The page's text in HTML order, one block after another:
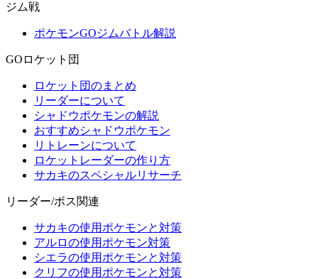
ジム戦
ポケモンGOジムバトル解説
GOロケット団
ロケット団のまとめ
リーダーについて
シャドウポケモンの解説
おすすめシャドウポケモン
リトレーンについて
ロケットレーダーの作り方
サカキのスペシャルリサーチ
リーダー/ボス関連
サカキの使用ポケモンと対策
アルロの使用ポケモン対策
シエラの使用ポケモンと対策
クリフの使用ポケモンと対策